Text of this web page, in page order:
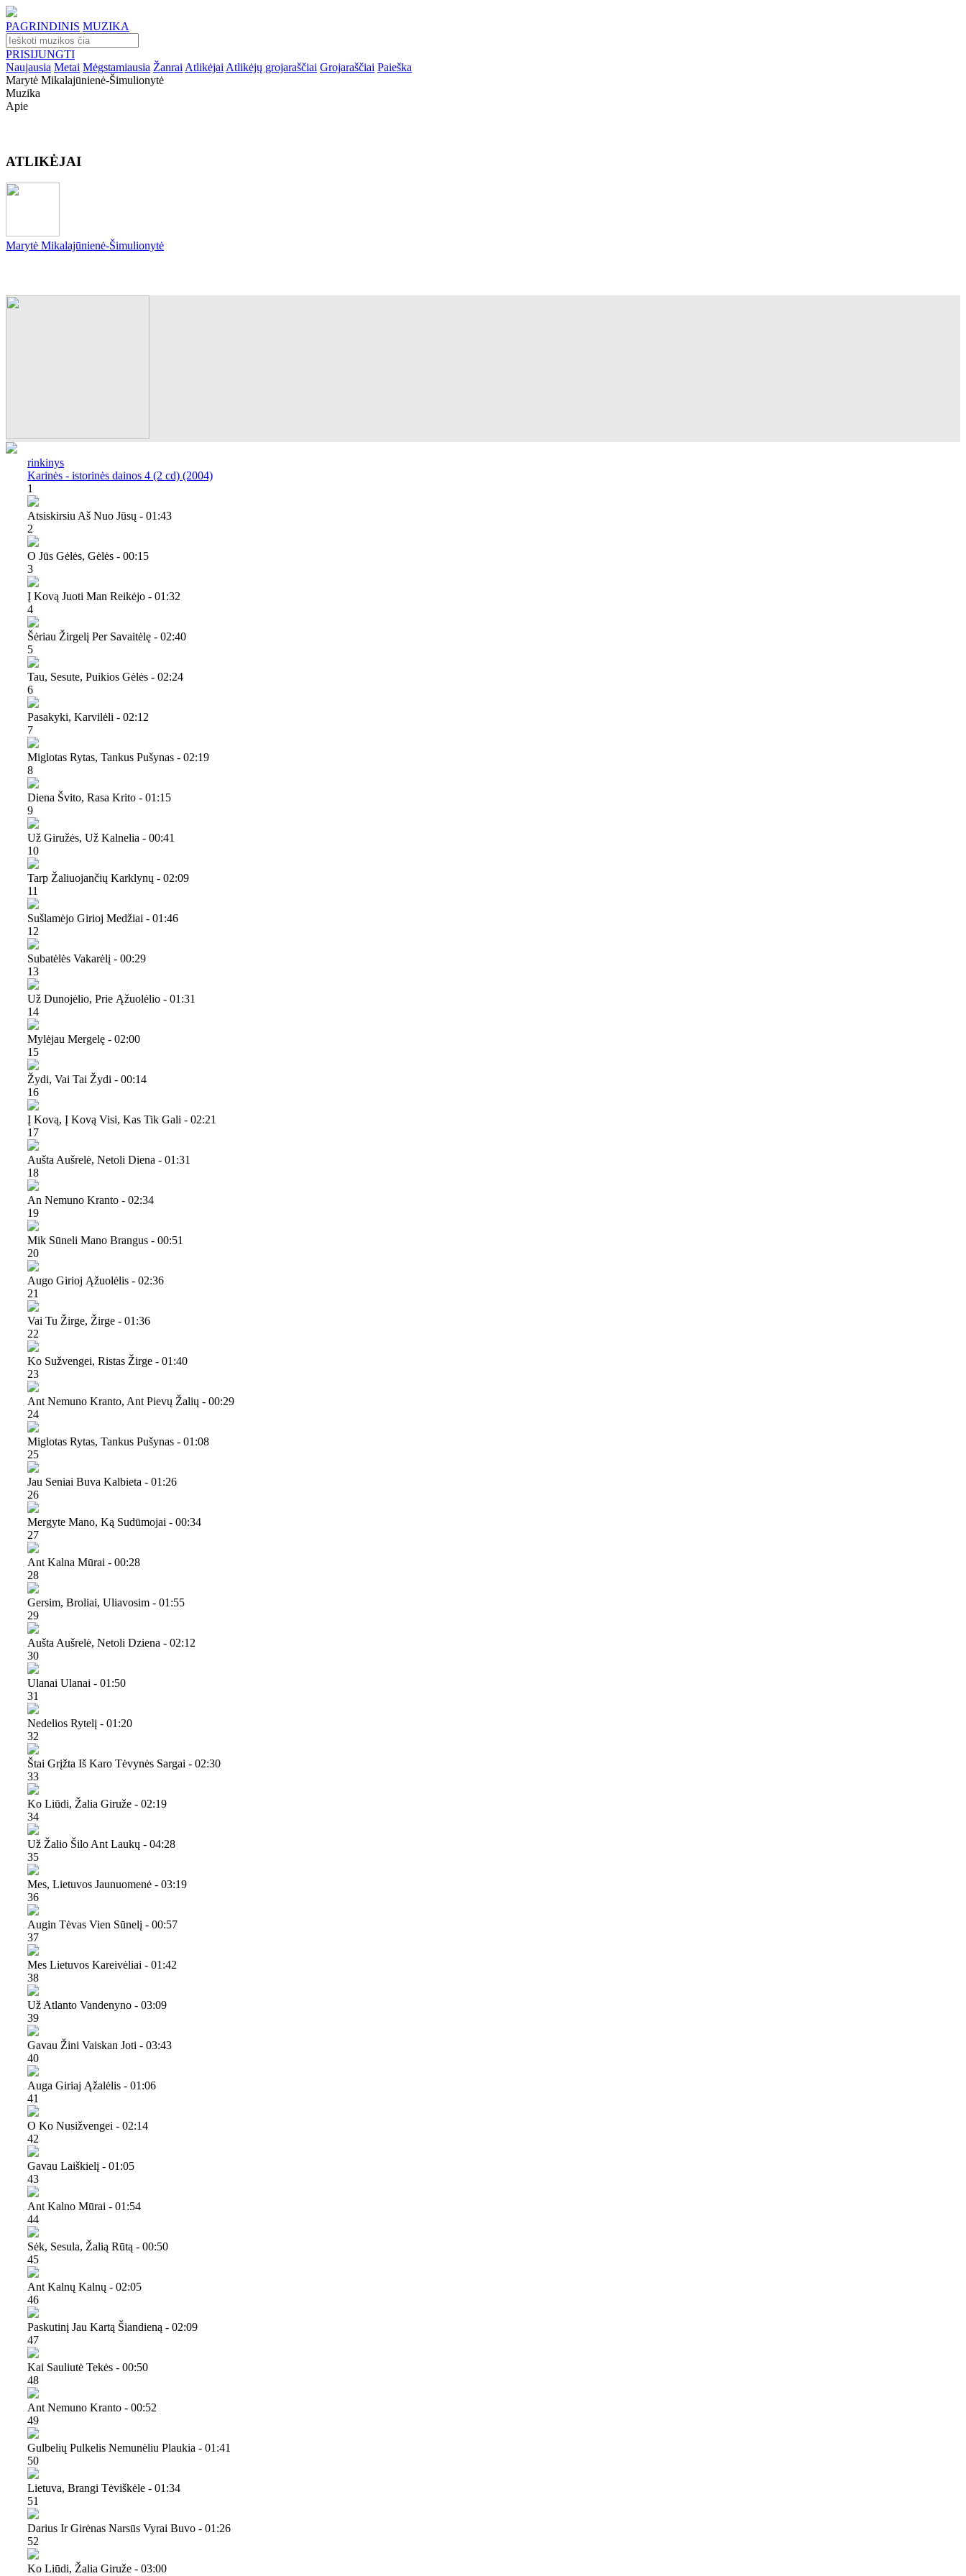
PAGRINDINIS MUZIKA
PRISIJUNGTI
Naujausia Metai Mėgstamiausia Žanrai Atlikėjai Atlikėjų grojaraščiai Grojaraščiai Paieška
Marytė Mikalajūnienė-Šimulionytė
Muzika
Apie
ATLIKĖJAI
Marytė Mikalajūnienė-Šimulionytė
rinkinys
Karinės - istorinės dainos 4 (2 cd) (2004)
1
Atsiskirsiu Aš Nuo Jūsų - 01:43
2
O Jūs Gėlės, Gėlės - 00:15
3
Į Kovą Juoti Man Reikėjo - 01:32
4
Šėriau Žirgelį Per Savaitėlę - 02:40
5
Tau, Sesute, Puikios Gėlės - 02:24
6
Pasakyki, Karvilėli - 02:12
7
Miglotas Rytas, Tankus Pušynas - 02:19
8
Diena Švito, Rasa Krito - 01:15
9
Už Giružės, Už Kalnelia - 00:41
10
Tarp Žaliuojančių Karklynų - 02:09
11
Sušlamėjo Girioj Medžiai - 01:46
12
Subatėlės Vakarėlį - 00:29
13
Už Dunojėlio, Prie Ąžuolėlio - 01:31
14
Mylėjau Mergelę - 02:00
15
Žydi, Vai Tai Žydi - 00:14
16
Į Kovą, Į Kovą Visi, Kas Tik Gali - 02:21
17
Aušta Aušrelė, Netoli Diena - 01:31
18
An Nemuno Kranto - 02:34
19
Mik Sūneli Mano Brangus - 00:51
20
Augo Girioj Ąžuolėlis - 02:36
21
Vai Tu Žirge, Žirge - 01:36
22
Ko Sužvengei, Ristas Žirge - 01:40
23
Ant Nemuno Kranto, Ant Pievų Žalių - 00:29
24
Miglotas Rytas, Tankus Pušynas - 01:08
25
Jau Seniai Buva Kalbieta - 01:26
26
Mergyte Mano, Ką Sudūmojai - 00:34
27
Ant Kalna Mūrai - 00:28
28
Gersim, Broliai, Uliavosim - 01:55
29
Aušta Aušrelė, Netoli Dziena - 02:12
30
Ulanai Ulanai - 01:50
31
Nedelios Rytelį - 01:20
32
Štai Grįžta Iš Karo Tėvynės Sargai - 02:30
33
Ko Liūdi, Žalia Giruže - 02:19
34
Už Žalio Šilo Ant Laukų - 04:28
35
Mes, Lietuvos Jaunuomenė - 03:19
36
Augin Tėvas Vien Sūnelį - 00:57
37
Mes Lietuvos Kareivėliai - 01:42
38
Už Atlanto Vandenyno - 03:09
39
Gavau Žini Vaiskan Joti - 03:43
40
Auga Giriaj Ąžalėlis - 01:06
41
O Ko Nusižvengei - 02:14
42
Gavau Laiškielį - 01:05
43
Ant Kalno Mūrai - 01:54
44
Sėk, Sesula, Žalią Rūtą - 00:50
45
Ant Kalnų Kalnų - 02:05
46
Paskutinį Jau Kartą Šiandieną - 02:09
47
Kai Sauliutė Tekės - 00:50
48
Ant Nemuno Kranto - 00:52
49
Gulbelių Pulkelis Nemunėliu Plaukia - 01:41
50
Lietuva, Brangi Tėviškėle - 01:34
51
Darius Ir Girėnas Narsūs Vyrai Buvo - 01:26
52
Ko Liūdi, Žalia Giruže - 03:00